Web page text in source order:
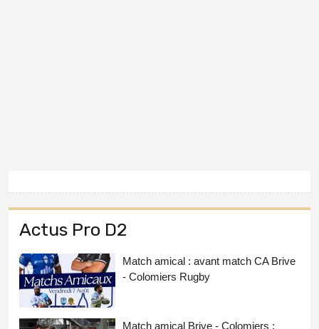
Actus Pro D2
Match amical : avant match CA Brive
- Colomiers Rugby
Match amical Brive - Colomiers :